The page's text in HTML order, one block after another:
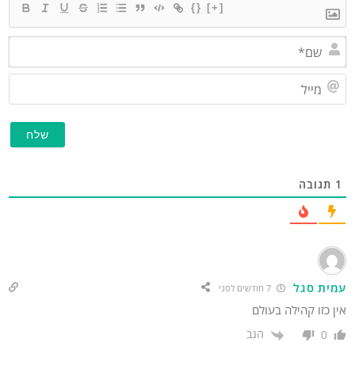
{} [+]
תגובה
סגל
כזו קהילה בעולם
0 הגב